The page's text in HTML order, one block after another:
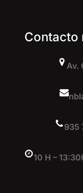
Contacto
Av.
935
10 H –